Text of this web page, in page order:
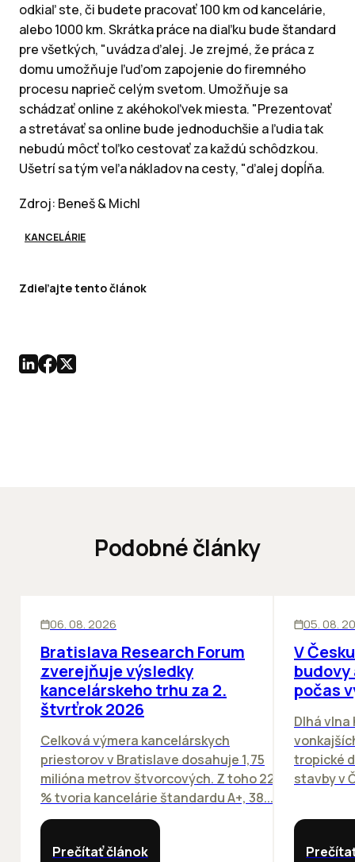
odkiaľ ste, či budete pracovať 100 km od kancelárie,
alebo 1000 km. Skrátka práce na diaľku bude štandard
pre všetkých, "uvádza ďalej. Je zrejmé, že práca z
domu umožňuje ľuďom zapojenie do firemného
procesu naprieč celým svetom. Umožňuje sa
schádzať online z akéhokoľvek miesta. "Prezentovať
a stretávať sa online bude jednoduchšie a ľudia tak
nebudú môcť toľko cestovať za každú schôdzkou.
Ušetrí sa tým veľa nákladov na cesty, "ďalej dopĺňa.
Zdroj: Beneš & Michl
KANCELÁRIE
Zdieľajte tento článok
Podobné články
06. 08. 2026
Bratislava Research Forum
zverejňuje výsledky
kancelárskeho trhu za 2.
štvrťrok 2026
Celková výmera kancelárskych
priestorov v Bratislave dosahuje 1,75
milióna metrov štvorcových. Z toho 22
% tvoria kancelárie štandardu A+, 38...
Prečítať článok
05. 08.
V
počas
Dlhá
tropické
stavby v